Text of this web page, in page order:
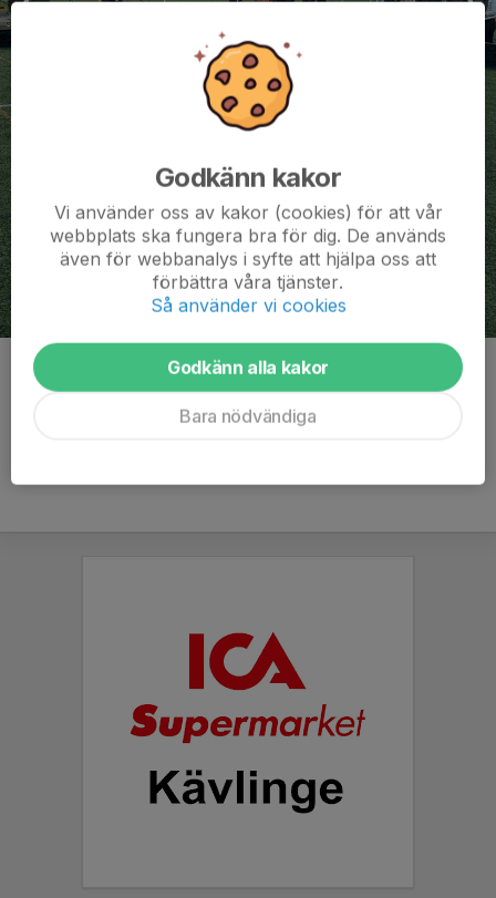
Kommentarer
Godkänn kakor
Vi använder oss av kakor (cookies) för att vår
webbplats ska fungera bra för dig. De används
även för webbanalys i syfte att hjälpa oss att
förbättra våra tjänster.
Så använder vi cookies
Godkänn alla kakor
Bara nödvändiga